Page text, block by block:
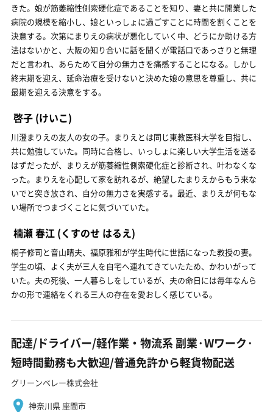
きた。娘が筋萎縮性側索硬化症であることを知り、妻と共に開業した
病院の規模を縮小し、娘といっしょに過ごすことに時間を割くことを
決意する。次第にまりえの病状が悪化していく中、どうにか助ける方
法はないかと、大阪の知り合いに話を聞くが電話口であっさりと無理
だと言われ、あらためて自分の無力さを痛感することになる。しかし
終末期を迎え、延命治療を受けないと決めた娘の意思を尊重し、共に
最期を迎える決意をする。
啓子 (けいこ)
川澄まりえの友人の女の子。まりえとは同じ東教医科大学を目指し、
共に勉強していた。同時に合格し、いっしょに楽しい大学生活を送る
はずだったが、まりえが筋萎縮性側索硬化症と診断され、叶わなくな
った。まりえを心配して家を訪れるが、絶望したまりえからもう来な
いでと突き放され、自分の無力さを実感する。最近、まりえが何もな
い場所でつまづくことに気づいていた。
楠瀬 春江 (くすのせ はるえ)
桐子修司と音山晴夫、福原雅和が学生時代に世話になった教授の妻。
学生の頃、よく夫が三人を自宅へ連れてきていたため、かわいがって
いた。夫の死後、一人暮らしをしているが、夫の命日には毎年なんら
かの形で連絡をくれる三人の存在を愛おしく感じている。
配達/ドライバー/軽作業・物流系 副業·Wワーク·
短時間勤務も大歓迎/普通免許から軽貨物配送
グリーンベレー株式会社
神奈川県 座間市